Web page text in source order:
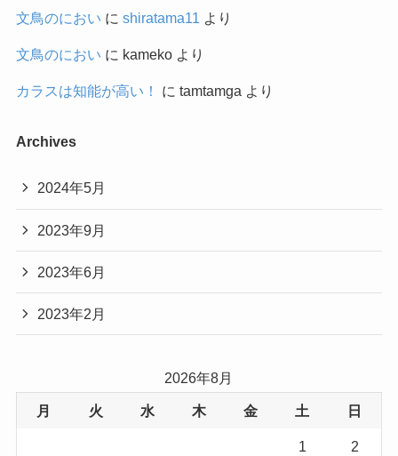
文鳥のにおい に shiratama11 より
文鳥のにおい に kamekoより
カラスは知能が高い！ に tamtamga より
Archives
2024年5月
2023年9月
2023年6月
2023年2月
2026年8月
月 火 水 木 金 土 日
1 2